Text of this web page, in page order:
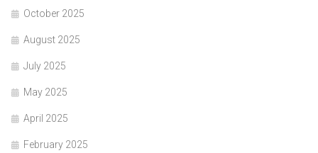
October 2025
August 2025
July 2025
May 2025
April 2025
February 2025